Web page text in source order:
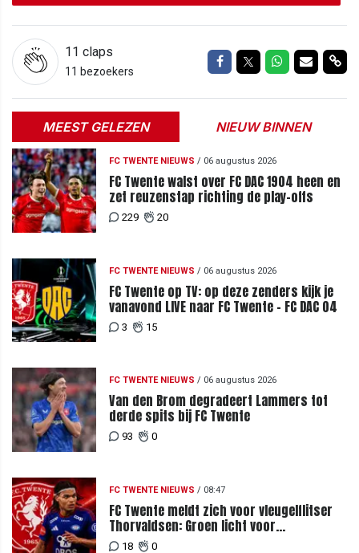
11 claps
11 bezoekers
Delen op Facebook
Delen op Twitter
Delen op
Delen
MEEST GELEZEN NIEUW BINNEN
FC TWENTE NIEUWS / 06 augustus 2026
FC Twente walst over FC DAC 1904 heen en
zet reuzenstap richting de play-offs
229 20
FC TWENTE NIEUWS / 06 augustus 2026
FC Twente op TV: op deze zenders kijk je
vanavond LIVE naar FC Twente - FC DAC 04
3 15
FC TWENTE NIEUWS / 06 augustus 2026
Van den Brom degradeert Lammers tot
derde spits bij FC Twente
93 0
FC TWENTE NIEUWS / 08:47
FC Twente meldt zich voor vleugelflitser
Thorvaldsen: Groen licht voor
miljoenenbod
18 0